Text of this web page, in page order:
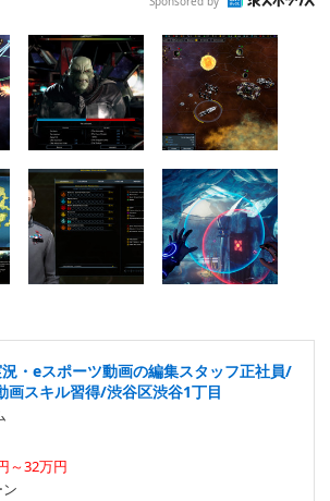
況・eスポーツ動画の編集スタッフ正社員/
画スキル習得/渋谷区渋谷1丁目
～32万円